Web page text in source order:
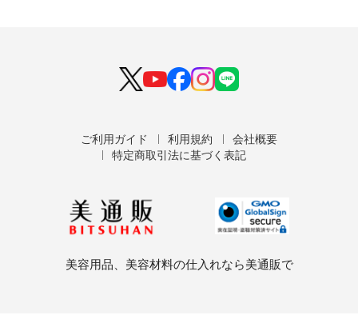
ご利用ガイド 利用規約
会社概要
特定商取引法に基づく表記
美容用品、美容材料の仕入れなら美通販で